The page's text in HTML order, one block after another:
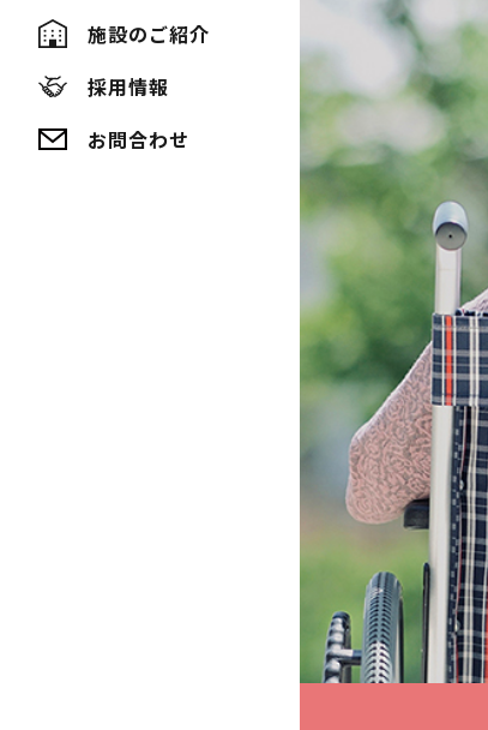
施設のご紹介
採用情報
お問合わせ
シ
ョ
ン